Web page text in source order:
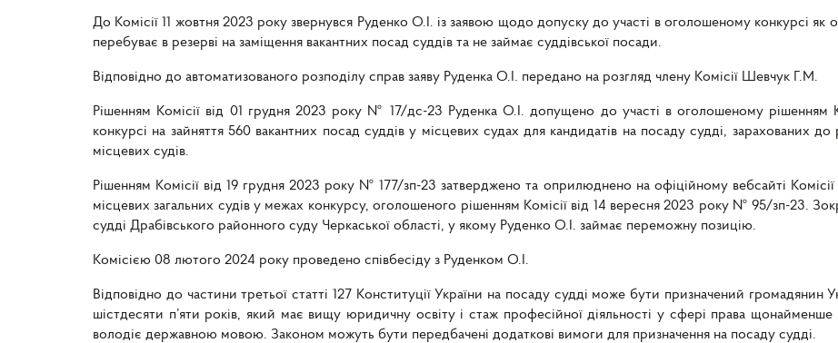
До Комісії 11 жовтня 2023 року звернувся Руденко О.І. із заявою щодо допуску до участі в оголошеному конкурсі як
перебуває в резерві на заміщення вакантних посад суддів та не займає суддівської посади.
Відповідно до автоматизованого розподілу справ заяву Руденка О.І. передано на розгляд члену Комісії Шевчук Г.М.
Рішенням Комісії від 01 грудня 2023 року № 17/дс-23 Руденка О.І. допущено до участі в оголошеному
конкурсі на зайняття 560 вакантних посад суддів у місцевих судах для кандидатів на посаду судді, зарахованих до
місцевих судів.
Рішенням Комісії від 19 грудня 2023 року № 177/зп-23 затверджено та оприлюднено на офіційному вебсайті
місцевих загальних судів у межах конкурсу, оголошеного рішенням Комісії від 14 вересня 2023 року № 95/зп-23.
судді Драбівського районного суду Черкаської області, у якому Руденко О.І. займає переможну позицію.
Комісією 08 лютого 2024 року проведено співбесіду з Руденком О.І.
Відповідно до частини третьої статті 127 Конституції України на посаду судді може бути призначений
шістдесяти п’яти років, який має вищу юридичну освіту і стаж професійної діяльності у сфері права
володіє державною мовою. Законом можуть бути передбачені додаткові вимоги для призначення на посаду судді.